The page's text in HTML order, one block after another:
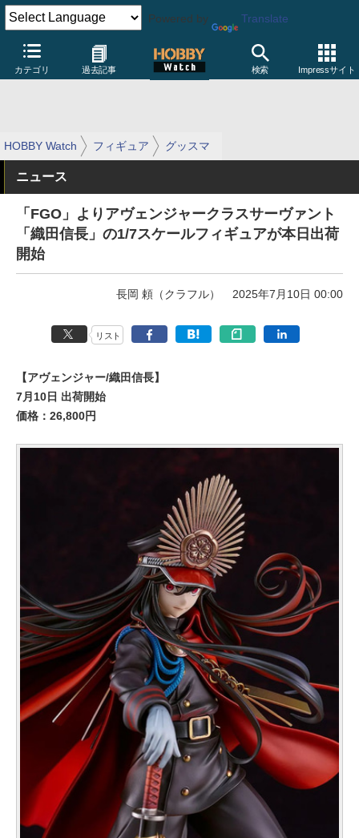
Powered by Translate
カテゴリ 過去記事 検索 Impressサイト
HOBBY Watch フィギュア グッスマ
ニュース
「FGO」よりアヴェンジャークラスサーヴァント
「織田信長」の1/7スケールフィギュアが本日出荷
開始
長岡 頼（クラフル） 2025年7月10日 00:00
リスト
【アヴェンジャー/織田信長】
7月10日 出荷開始
価格：26,800円